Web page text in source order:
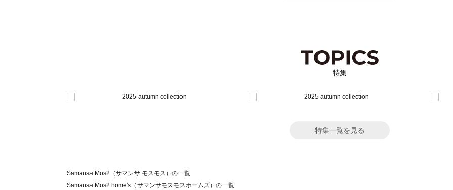
特集
特集一覧を見る
Samansa Mos2（サマンサ モスモス）の一覧
Samansa Mos2 home's（サマンサモスモスホームズ）の一覧